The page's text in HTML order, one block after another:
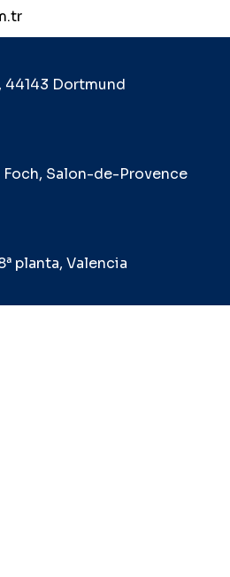
44143 Dortmund
Salon-de-Provence
planta, Valencia